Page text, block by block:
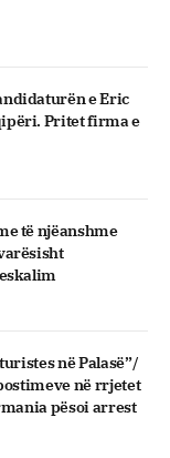
e Eric
Pritet firma e
të njëanshme
në Palasë”/
në rrjetet
pësoi arrest